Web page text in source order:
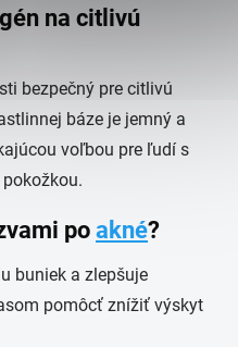
na citlivú
bezpečný pre citlivú
báze je jemný a
voľbou pre ľudí s
po akné?
buniek a zlepšuje
pomôcť znížiť výskyt